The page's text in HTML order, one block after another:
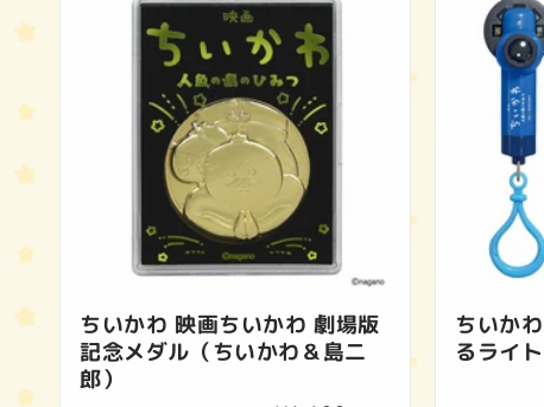
ちいかわ 映画ちいかわ 劇場版
記念メダル（ちいかわ＆島二
郎）
ちいか
るライ